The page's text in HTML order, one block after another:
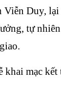
Viễn Duy,
tự
khai mạc kết